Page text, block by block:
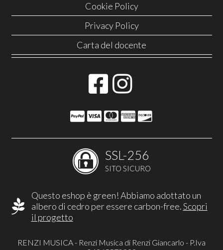
Cookie Policy
Privacy Policy
Carta del docente
SSL-256
SITO SICURO
Questo eshop è green! Abbiamo adottato un
albero di cedro per essere carbon-free.Scopri
il progetto
RENZI MUSICA - Renzi Musica di Renzi Giancarlo - P.Iva